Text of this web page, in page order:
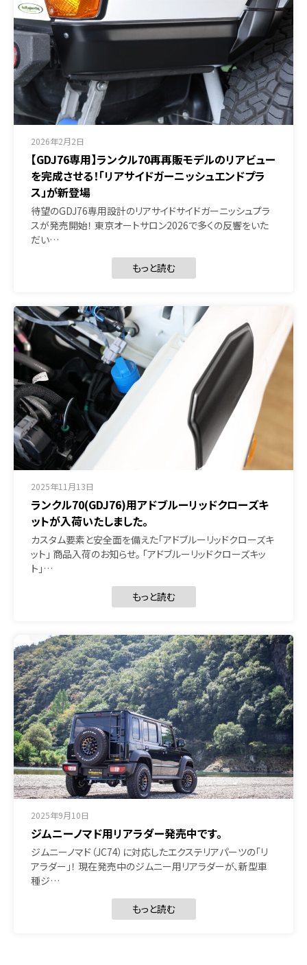
2026年2月2日
【GDJ76専用】ランクル70再再販モデルのリアビュー
を完成させる！「リアサイドガーニッシュエンドプラ
ス」が新登場
待望のGDJ76専用設計のリアサイドサイドガーニッシュプラ
スが発売開始！ 東京オートサロン2026で多くの反響をいた
だい…
もっと読む
2025年11月13日
ランクル70(GDJ76)用アドブルーリッドクローズキ
ットが入荷いたしました。
カスタム要素と安全面を備えた「アドブルーリッドクローズキ
ット」 商品入荷のお知らせ。 「アドブルーリッドクローズキッ
ト」…
もっと読む
2025年9月10日
ジムニーノマド用リアラダー発売中です。
ジムニーノマド（JC74）に対応したエクステリアパーツの「リ
アラダー」！ 現在発売中のジムニー用リアラダーが、新型車
種ジ…
もっと読む